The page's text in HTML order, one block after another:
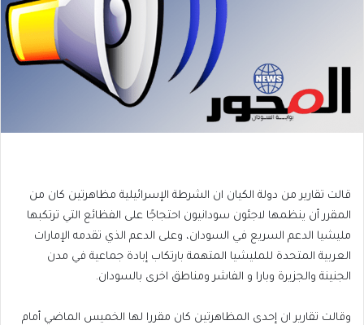
قالت تقارير من دولة الكيان ان الشرطة الإسرائيلية مظاهرتين كان من
المقرر أن ينظمها لاجئون سودانيون احتجاجًا على الفظائع التي ترتكبها
مليشيا الدعم السريع في السودان، وعلى الدعم الذي تقدمه الإمارات
العربية المتحدة للمليشيا المتهمة بارتكاب إبادة جماعية في مدن
الجنينة والجزيرة وبارا و الفاشر ومناطق اخرى بالسودان.
وقالت تقارير ان إحدى المظاهرتين كان مقررا لها الخميس الماضي أمام